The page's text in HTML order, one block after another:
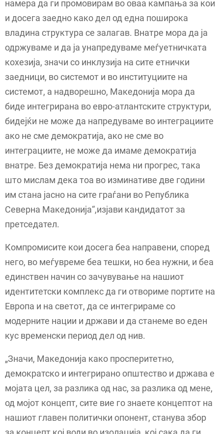
намера да ги промовирам во оваа кампања за кои
и досега заедно како дел од една поширока
владина структура се залагав. Внатре мора да ја
одржуваме и да ја унапредуваме меѓуетничката
кохезија, значи со инклузија на сите етнички
заедници, во системот и во институциите на
системот, а надворешно, Македонија мора да
биде интегрирана во евро-атлантските структури,
бидејќи не може да напредуваме во интеграциите
ако не сме демократија, ако не сме во
интеграциите, не може да имаме демократија
внатре. Без демократија нема ни прогрес, така
што мислам дека тоа во изминативе две години
им стана јасно на сите граѓани во Република
Северна Македонија“,изјави кандидатот за
претседател.
Компромисите кои досега беа направени, според
него, во меѓувреме беа тешки, но беа нужни, и беа
единствен начин со зачувување на нашиот
идентитетски комплекс да ги отвориме портите на
Европа и на светот, да се интегрираме со
модерните нации и држави и да станеме во еден
кус временски период дел од нив.
„Значи, Македонија како просперитетно,
демократско и интегрирано општество и држава е
мојата цел, за разлика од нас, за разлика од мене,
од мојот концепт, сите вие го знаете концептот на
нашиот главен политички опонент, станува збор